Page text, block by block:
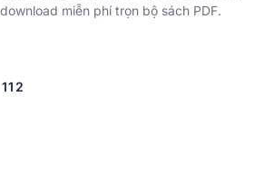
miễn phí trọn bộ sách PDF.